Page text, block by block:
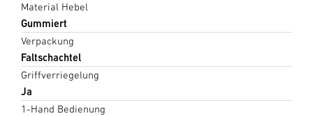
Material Hebel
Gummiert
Verpackung
Faltschachtel
Griffverriegelung
Ja
1-Hand Bedienung